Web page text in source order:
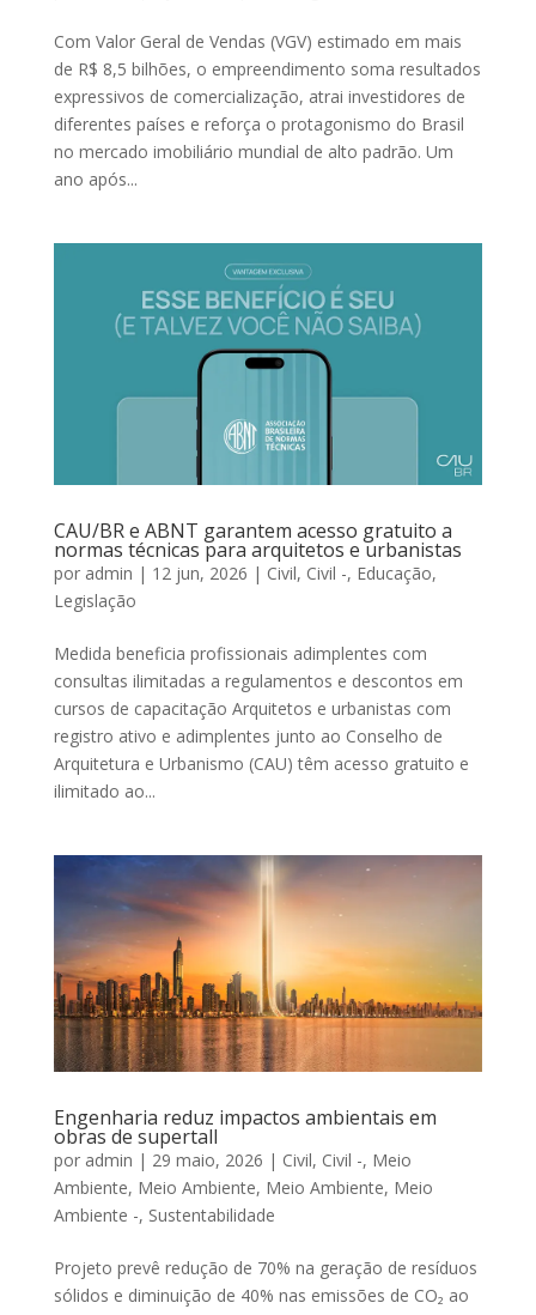
Com Valor Geral de Vendas (VGV) estimado em mais
de R$ 8,5 bilhões, o empreendimento soma resultados
expressivos de comercialização, atrai investidores de
diferentes países e reforça o protagonismo do Brasil
no mercado imobiliário mundial de alto padrão. Um
ano após...
CAU/BR e ABNT garantem acesso gratuito a
normas técnicas para arquitetos e urbanistas
por admin | 12 jun, 2026 | Civil, Civil -, Educação,
Legislação
Medida beneficia profissionais adimplentes com
consultas ilimitadas a regulamentos e descontos em
cursos de capacitação Arquitetos e urbanistas com
registro ativo e adimplentes junto ao Conselho de
Arquitetura e Urbanismo (CAU) têm acesso gratuito e
ilimitado ao...
Engenharia reduz impactos ambientais em
obras de supertall
por admin | 29 maio, 2026 | Civil, Civil -, Meio
Ambiente, Meio Ambiente, Meio Ambiente, Meio
Ambiente -, Sustentabilidade
Projeto prevê redução de 70% na geração de resíduos
sólidos e diminuição de 40% nas emissões de CO₂ ao